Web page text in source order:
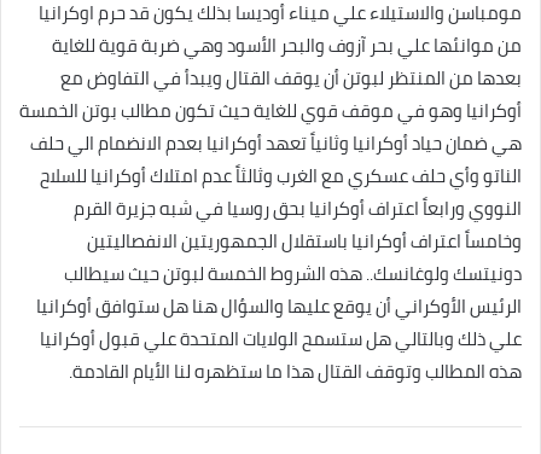
مومباسن والاستيلاء علي ميناء أوديسا بذلك يكون قد حرم اوكرانيا
من موانئها علي بحر آزوف والبحر الأسود وهي ضربة قوية للغاية
بعدها من المنتظر لبوتن أن يوقف القتال ويبدأ في التفاوض مع
أوكرانيا وهو في موقف قوي للغاية حيث تكون مطالب بوتن الخمسة
هي ضمان حياد أوكرانيا وثانياً تعهد أوكرانيا بعدم الانضمام الي حلف
الناتو وأي حلف عسكري مع الغرب وثالثاً عدم امتلاك أوكرانيا للسلاح
النووي ورابعاً اعتراف أوكرانيا بحق روسيا في شبه جزيرة القرم
وخامساً اعتراف أوكرانيا باستقلال الجمهوريتين الانفصاليتين
دونيتسك ولوغانسك.. هذه الشروط الخمسة لبوتن حيث سيطالب
الرئيس الأوكراني أن يوقع عليها والسؤال هنا هل ستوافق أوكرانيا
علي ذلك وبالتالي هل ستسمح الولايات المتحدة علي قبول أوكرانيا
هذه المطالب وتوقف القتال هذا ما ستظهره لنا الأيام القادمة.